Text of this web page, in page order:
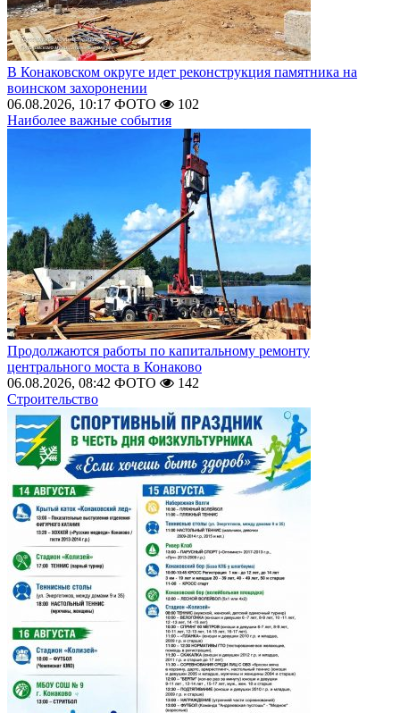
В Конаковском округе идет реконструкция памятника на
воинском захоронении
06.08.2026, 10:17 ФОТО
102
Наиболее важные события
Продолжаются работы по капитальному ремонту
центрального моста в Конаково
06.08.2026, 08:42 ФОТО
142
Строительство